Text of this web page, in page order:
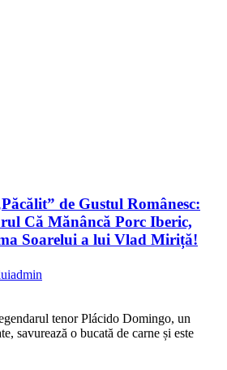
de Gustul Românesc:
Că Mănâncă Porc Iberic,
Soarelui a lui Vlad Miriță!
tenor Plácido Domingo, un
savurează o bucată de carne și este